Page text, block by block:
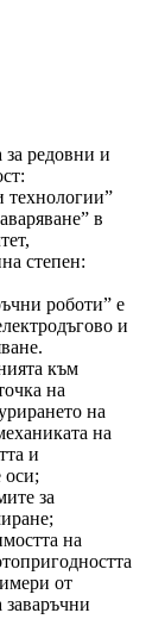
редовни и
технологии”
в
степен:
роботи” е
и
към
на
на
на
и
оси;
за
на
от
заваръчни